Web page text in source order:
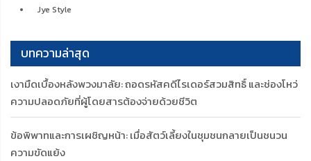
Jye Style
บทความล่าสุด
เงามืดเบื้องหลังพวงมาลัย: ถอดรหัสคดีไรเดอร์สวมสิทธิ์ และช่องโหว่
ความปลอดภัยที่ผู้โดยสารต้องจ่ายด้วยชีวิต
ข้อพิพาทและการเผชิญหน้า: เมื่อสัตว์เลี้ยงในชุมชนกลายเป็นชนวน
ความขัดแย้ง